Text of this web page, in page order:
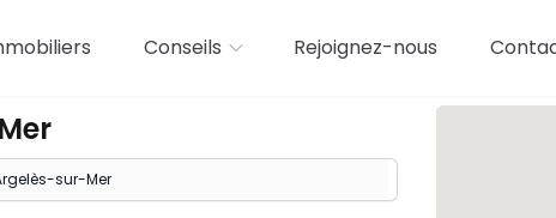
Conseils Rejoignez-nous